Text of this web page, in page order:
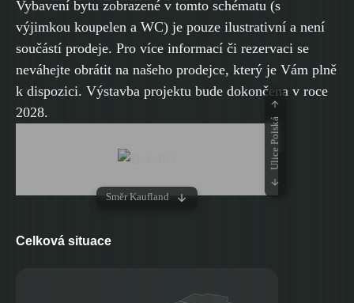
Vybavení bytu zobrazené v tomto schématu (s
výjimkou koupelen a WC) je pouze ilustrativní a není
součástí prodeje. Pro více informací či rezervaci se
neváhejte obrátit na našeho prodejce, který je Vám plně
k dispozici. Výstavba projektu bude dokončena v roce
2028.
Ulice Polská
Směr Kaufland
Celková situace